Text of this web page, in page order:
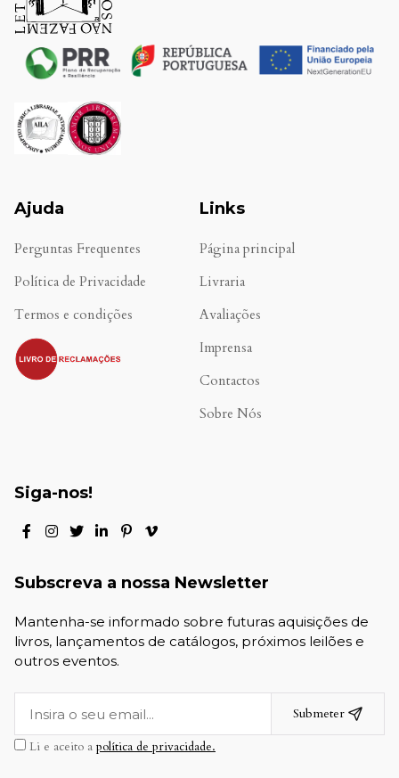
Ajuda
Perguntas Frequentes
Política de Privacidade
Termos e condições
.
Links
Página principal
Livraria
Avaliações
Imprensa
Contactos
Sobre Nós
Siga-nos!
Subscreva a nossa Newsletter
Mantenha-se informado sobre futuras aquisições de
livros, lançamentos de catálogos, próximos leilões e
outros eventos.
Submeter
Li e aceito a política de privacidade.